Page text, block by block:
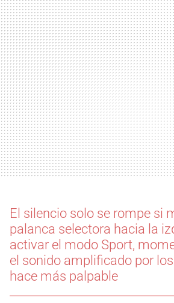
El silencio solo se rompe si
palanca selectora hacia la
activar el modo Sport,
el sonido amplificado por
hace más palpable